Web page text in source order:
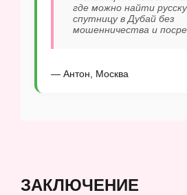
где можно найти
спутницу в Дубай без
мошенничества и
— Антон, Москва
ЗАКЛЮЧЕНИЕ